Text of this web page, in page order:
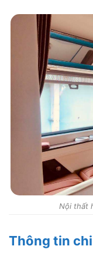
Nội thất
Thông tin